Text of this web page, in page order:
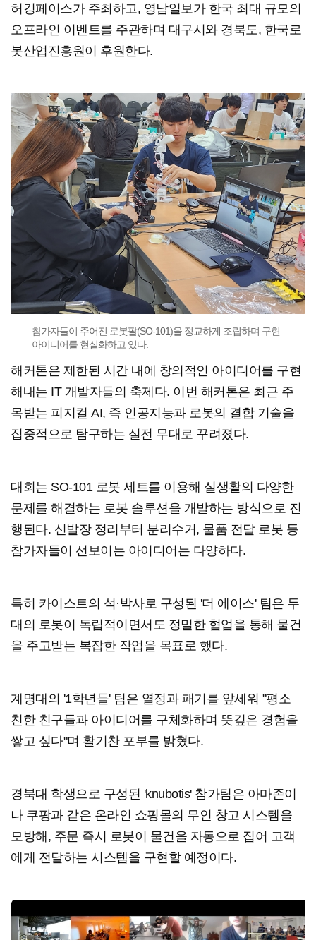
허깅페이스가 주최하고, 영남일보가 한국 최대 규모의
오프라인 이벤트를 주관하며 대구시와 경북도, 한국로
봇산업진흥원이 후원한다.
참가자들이 주어진 로봇팔(SO-101)을 정교하게 조립하며 구현
아이디어를 현실화하고 있다.
해커톤은 제한된 시간 내에 창의적인 아이디어를 구현
해내는 IT 개발자들의 축제다. 이번 해커톤은 최근 주
목받는 피지컬 AI, 즉 인공지능과 로봇의 결합 기술을
집중적으로 탐구하는 실전 무대로 꾸려졌다.
대회는 SO-101 로봇 세트를 이용해 실생활의 다양한
문제를 해결하는 로봇 솔루션을 개발하는 방식으로 진
행된다. 신발장 정리부터 분리수거, 물품 전달 로봇 등
참가자들이 선보이는 아이디어는 다양하다.
특히 카이스트의 석·박사로 구성된 '더 에이스' 팀은 두
대의 로봇이 독립적이면서도 정밀한 협업을 통해 물건
을 주고받는 복잡한 작업을 목표로 했다.
계명대의 '1학년들' 팀은 열정과 패기를 앞세워 "평소
친한 친구들과 아이디어를 구체화하며 뜻깊은 경험을
쌓고 싶다"며 활기찬 포부를 밝혔다.
경북대 학생으로 구성된 'knubotis' 참가팀은 아마존이
나 쿠팡과 같은 온라인 쇼핑몰의 무인 창고 시스템을
모방해, 주문 즉시 로봇이 물건을 자동으로 집어 고객
에게 전달하는 시스템을 구현할 예정이다.